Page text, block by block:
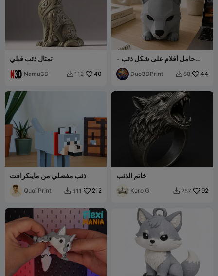
تمثال ذئب قبلي
Namu3D  112 40
حامل أقلام على شكل ذئب -
منظم مكتب عصري
Duo3DPrint  88 44
ذئب مفصلي من ماينكرافت
Quoi Print  411 212
خاتم الذئب
Kero G  257 92